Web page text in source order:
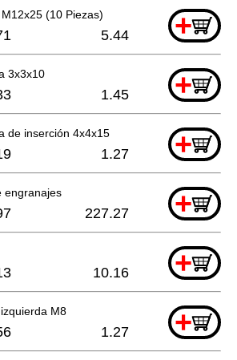
(10 Piezas) +
5.44
3x3x10 +
1.45
de inserción 4x4x15 +
1.27
engranajes +
227.27
+
10.16
M8 +
1.27